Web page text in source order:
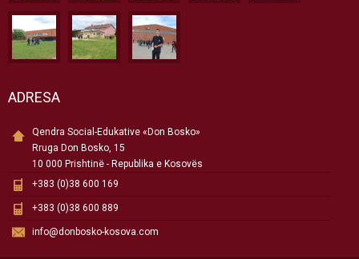
ADRESA
Qendra Social-Edukative «Don Bosko»
Rruga Don Bosko, 15
10 000 Prishtinë - Republika e Kosovës
+383 (0)38 600 169
+383 (0)38 600 889
info@donbosko-kosova.com